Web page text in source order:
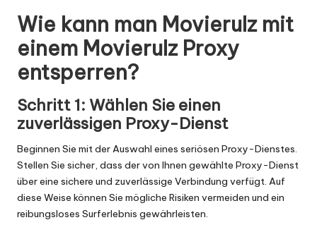
Wie kann man Movierulz mit
einem Movierulz Proxy
entsperren?
Schritt 1: Wählen Sie einen
zuverlässigen Proxy-Dienst
Beginnen Sie mit der Auswahl eines seriösen Proxy-Dienstes.
Stellen Sie sicher, dass der von Ihnen gewählte Proxy-Dienst
über eine sichere und zuverlässige Verbindung verfügt. Auf
diese Weise können Sie mögliche Risiken vermeiden und ein
reibungsloses Surferlebnis gewährleisten.